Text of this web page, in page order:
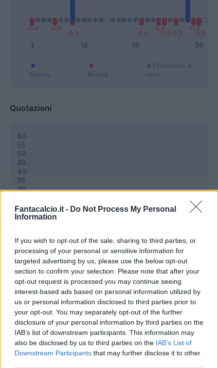
Fantacalcio.it - Do Not Process My Personal
Information
If you wish to opt-out of the sale, sharing to third parties, or
processing of your personal or sensitive information for
targeted advertising by us, please use the below opt-out
section to confirm your selection. Please note that after your
opt-out request is processed you may continue seeing
interest-based ads based on personal information utilized by
us or personal information disclosed to third parties prior to
your opt-out. You may separately opt-out of the further
disclosure of your personal information by third parties on the
IAB’s list of downstream participants. This information may
also be disclosed by us to third parties on the IAB’s List of
Downstream Participants that may further disclose it to other
Quotazioni
Classic Mantra
Riepilogo stagione
Titolare 29 - 96%
Entrato 0 - 0 %
Squalificato